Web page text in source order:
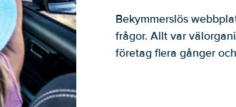
Bekymmerslös
frågor. Allt var
företag flera gånger